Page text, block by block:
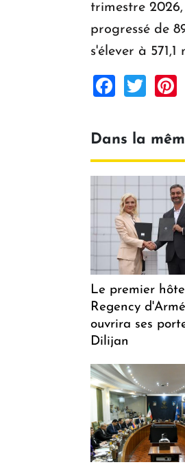
trimestre
progressé de
s'élever à
Dans la
Le premier
Regency
ouvrira ses
Dilijan